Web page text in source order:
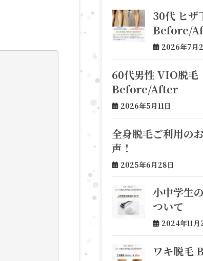
30代 ヒザ
Before/
2026年7月
60代男性 VIO脱毛
Before/After
2026年5月11日
全身脱毛ご利用の
声！
2025年6月28日
小中学生
ついて
2024年11月
ワキ脱毛